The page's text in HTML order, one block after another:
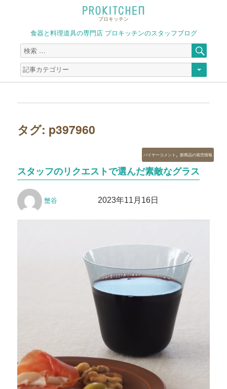
プロキッチン
食器と料理道具の専門店 プロキッチンのスタッフブログ
検
索
対
象:
索
タグ: p397960
スタッフのリクエストで選んだ素敵なグラス
稿蟹谷稿
2023年11月16日
カ
テ
ゴ
バイヤーコメント 新商品の発売情報